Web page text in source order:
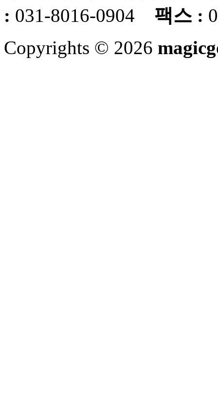
: 031-8016-0904 팩스 :
Copyrights © 2026